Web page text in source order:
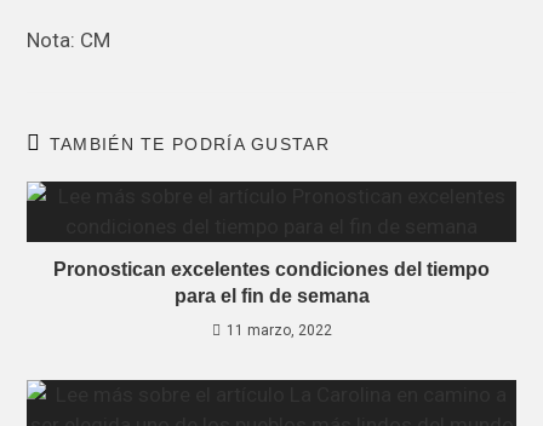
Nota: CM
TAMBIÉN TE PODRÍA GUSTAR
Pronostican excelentes condiciones del tiempo
para el fin de semana
11 marzo, 2022